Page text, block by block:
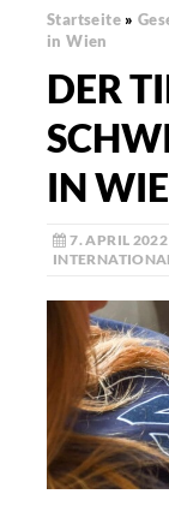
Startseite »
in Wien
DER
IN
7. APRIL 2022